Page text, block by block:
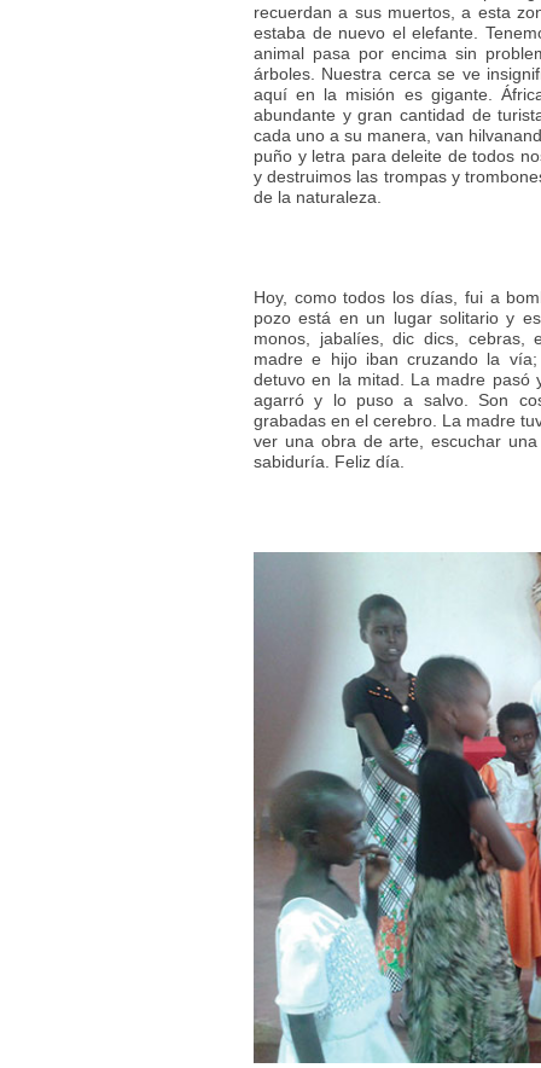
recuerdan a sus muertos, a esta
estaba de nuevo el elefante.
animal pasa por encima sin
árboles. Nuestra cerca se ve
aquí en la misión es gigante.
abundante y gran cantidad de
cada uno a su manera, van
puño y letra para deleite de todos
y destruimos las trompas y
de la naturaleza.
Hoy, como todos los días, fui a
pozo está en un lugar solitario y
monos, jabalíes, dic dics, cebras,
madre e hijo iban cruzando la
detuvo en la mitad. La madre pasó
agarró y lo puso a salvo. Son
grabadas en el cerebro. La madre
ver una obra de arte, escuchar
sabiduría. Feliz día.